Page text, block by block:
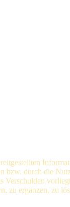
durch die
Verschulden
zu ergänzen, zu